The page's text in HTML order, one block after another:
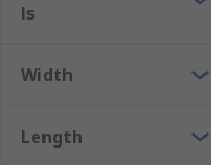
ls
Width
Length